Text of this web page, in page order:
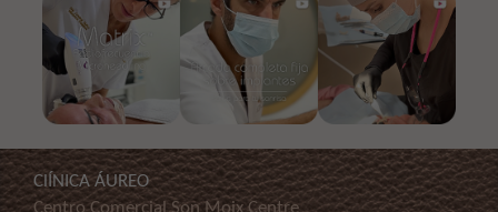
ClÍNICA ÁUREO
Centro Comercial Son Moix Centre